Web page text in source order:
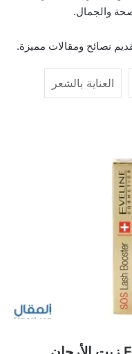
والجمال.
نصائح ومقالات مميزة.
العناية بالشعر